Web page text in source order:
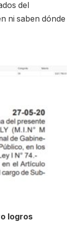
del
ni saben dónde
logros